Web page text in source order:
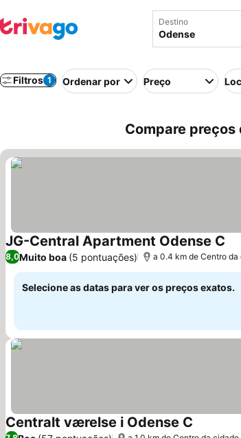
Destino
Filtros 1 Ordenar por Preço
Compare
JG-Central Apartment Odense C
8,0Muito boa (5 pontuações) a 0.4 km de Centro da
Selecione as datas para ver os preços exatos.
Centralt værelse i Odense C